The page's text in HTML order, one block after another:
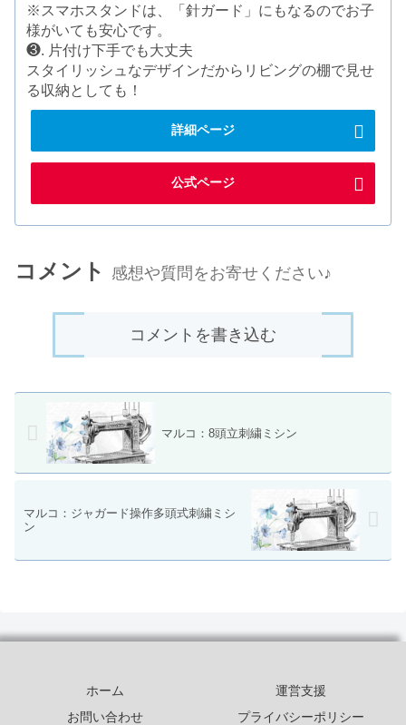
※スマホスタンドは、「針ガード」にもなるのでお子
様がいても安心です。
❸. 片付け下手でも大丈夫
スタイリッシュなデザインだからリビングの棚で見せ
る収納としても！
詳細ページ
公式ページ
コメント 感想や質問をお寄せください♪
コメントを書き込む
マルコ：8頭立刺繍ミシン
マルコ：ジャガード操作多頭式刺繍ミシ
ン
ホーム
運営支援
お問い合わせ
プライバシーポリシー